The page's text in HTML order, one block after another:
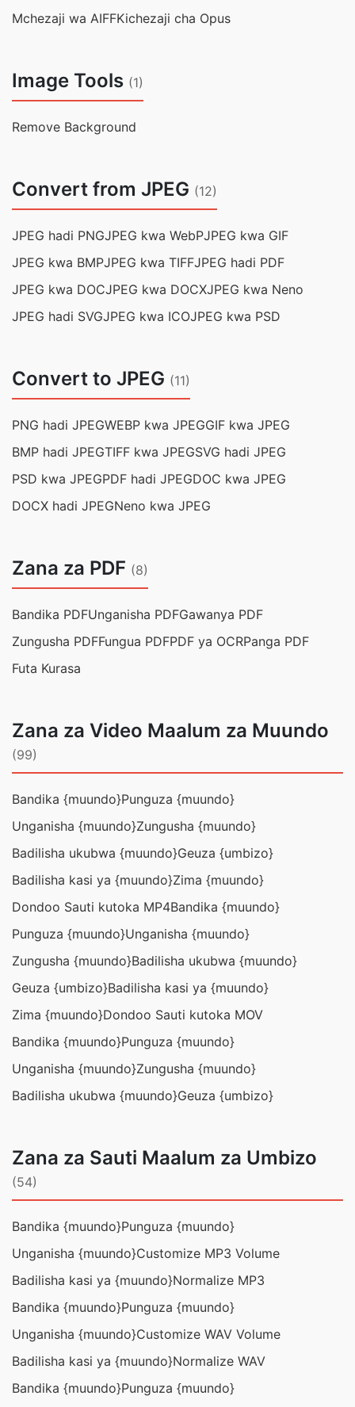
Mchezaji wa AIFFKichezaji cha Opus
Image Tools (1)
Remove Background
Convert from JPEG (12)
JPEG hadi PNGJPEG kwa WebPJPEG kwa GIF
JPEG kwa BMPJPEG kwa TIFFJPEG hadi PDF
JPEG kwa DOCJPEG kwa DOCXJPEG kwa Neno
JPEG hadi SVGJPEG kwa ICOJPEG kwa PSD
Convert to JPEG (11)
PNG hadi JPEGWEBP kwa JPEGGIF kwa JPEG
BMP hadi JPEGTIFF kwa JPEGSVG hadi JPEG
PSD kwa JPEGPDF hadi JPEGDOC kwa JPEG
DOCX hadi JPEGNeno kwa JPEG
Zana za PDF (8)
Bandika PDFUnganisha PDFGawanya PDF
Zungusha PDFFungua PDFPDF ya OCRPanga PDF
Futa Kurasa
Zana za Video Maalum za Muundo
(99)
Bandika {muundo}Punguza {muundo}
Unganisha {muundo}Zungusha {muundo}
Badilisha ukubwa {muundo}Geuza {umbizo}
Badilisha kasi ya {muundo}Zima {muundo}
Dondoo Sauti kutoka MP4Bandika {muundo}
Punguza {muundo}Unganisha {muundo}
Zungusha {muundo}Badilisha ukubwa {muundo}
Geuza {umbizo}Badilisha kasi ya {muundo}
Zima {muundo}Dondoo Sauti kutoka MOV
Bandika {muundo}Punguza {muundo}
Unganisha {muundo}Zungusha {muundo}
Badilisha ukubwa {muundo}Geuza {umbizo}
Zana za Sauti Maalum za Umbizo
(54)
Bandika {muundo}Punguza {muundo}
Unganisha {muundo}Customize MP3 Volume
Badilisha kasi ya {muundo}Normalize MP3
Bandika {muundo}Punguza {muundo}
Unganisha {muundo}Customize WAV Volume
Badilisha kasi ya {muundo}Normalize WAV
Bandika {muundo}Punguza {muundo}